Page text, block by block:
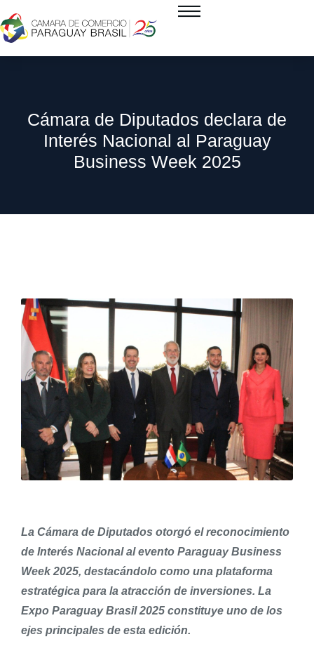
Cámara de Diputados declara de
Interés Nacional al Paraguay
Business Week 2025
La Cámara de Diputados otorgó el reconocimiento
de Interés Nacional al evento Paraguay Business
Week 2025, destacándolo como una plataforma
estratégica para la atracción de inversiones. La
Expo Paraguay Brasil 2025 constituye uno de los
ejes principales de esta edición.